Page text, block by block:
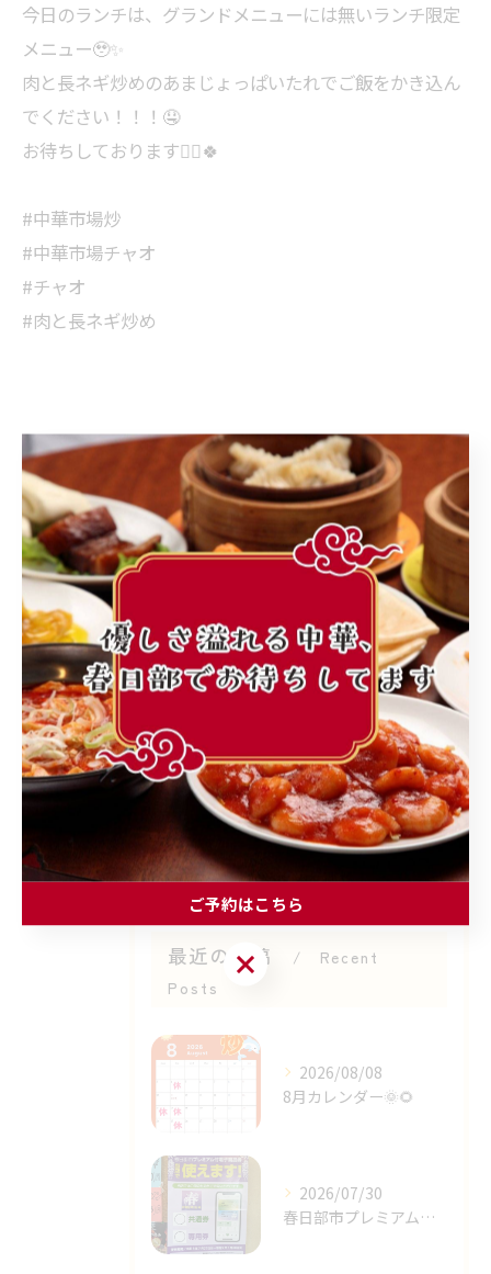
今日のランチは、グランドメニューには無いランチ限定
メニュー🥹✨
肉と長ネギ炒めのあまじょっぱいたれでご飯をかき込ん
でください！！！🤤
お待ちしております🙇‍♀️🍀
#中華市場炒
#中華市場チャオ
#チャオ
#肉と長ネギ炒め
< 前のページ 一覧に戻る 次のページ >
Categories
全てのカテゴリー
町中華
ランチ
個人店
子連れ
レバニラ
最近の投稿
Recent
Posts
2026/08/08
8月カレンダー🌞🌻⁡
2026/07/30
春日部市プレミアム商品券✨⁡
ご予約はこちら
ご予約はこちら